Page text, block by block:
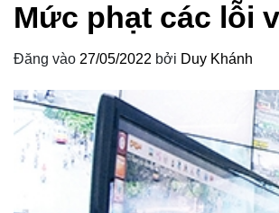
Mức phạt các lỗi
Đăng vào 27/05/2022 bởi Duy Khánh